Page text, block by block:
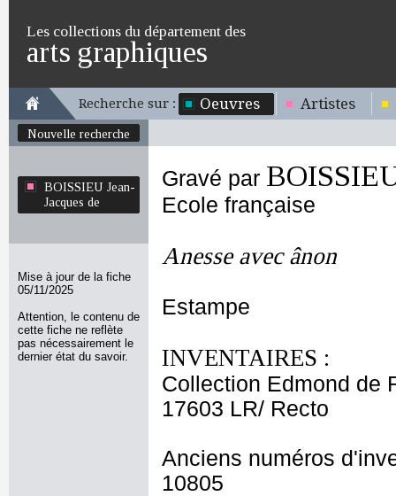
Les collections du département des
arts graphiques
Recherche sur : Oeuvres Artistes
Nouvelle recherche
BOISSIEU Jean-
Jacques de
Mise à jour de la fiche
05/11/2025
Attention, le contenu de
cette fiche ne reflète
pas nécessairement le
dernier état du savoir.
Gravé par
Ecole française
Anesse avec ânon
Estampe
INVENTAIRES :
Collection Edmond de
17603 LR/ Recto
Anciens numéros
10805